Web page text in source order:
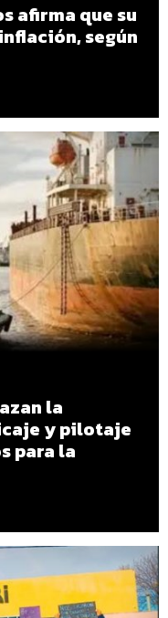
afirma que su
según
la
y pilotaje
para la